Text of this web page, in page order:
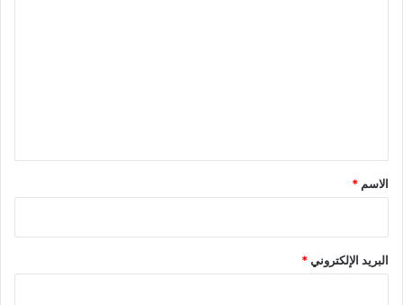
*
الاسم *
البريد الإلكتروني*